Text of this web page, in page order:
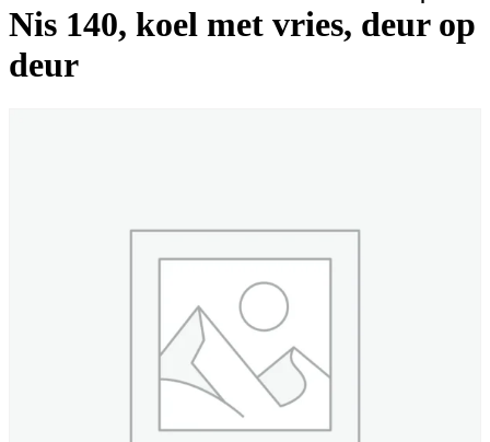
Nis 140, koel met vries, deur op
deur